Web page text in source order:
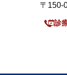
〒150-
診